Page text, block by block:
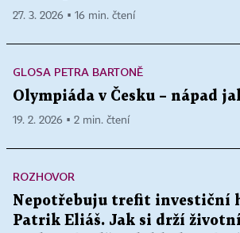
27. 3. 2026 ▪ 16 min. čtení
GLOSA PETRA BARTONĚ
Olympiáda v Česku – nápad
19. 2. 2026 ▪ 2 min. čtení
ROZHOVOR
Nepotřebuju trefit investiční
Patrik Eliáš. Jak si drží